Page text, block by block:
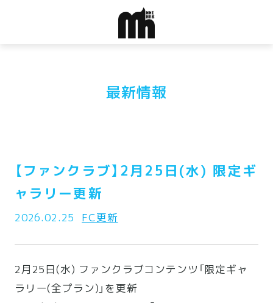
最新情報
【ファンクラブ】2月25日(水) 限定ギ
ャラリー更新
2026.02.25 FC更新
2月25日(水) ファンクラブコンテンツ「限定ギャ
ラリー(全プラン)」を更新